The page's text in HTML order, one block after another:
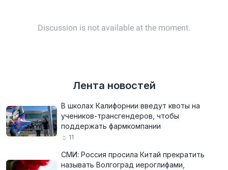
Лента новостей
В школах Калифорнии введут квоты на
учеников-трансгендеров, чтобы
поддержать фармкомпании
11
СМИ: Россия просила Китай прекратить
называть Волгоград иероглифами,